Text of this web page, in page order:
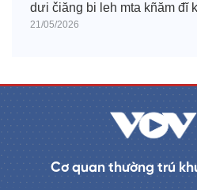
dưi čiăng bi leh mta kñăm đĭ
21/05/2026
Cơ quan thường trú